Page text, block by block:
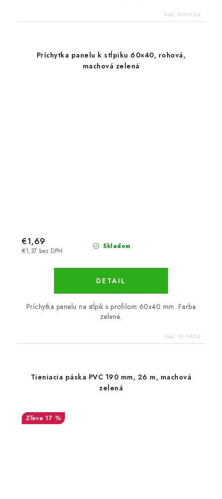
Kód: PU-HK-Z-4
Príchytka panelu k stĺpiku 60×40, rohová,
machová zelená
Skladom
€1,37 bez DPH
€1,69
DETAIL
Príchytka panelu na stĺpik s profilom 60x40 mm. Farba
zelená.
Kód: PU-HR-Z-4
Tieniacia páska PVC 190 mm, 26 m, machová
zelená
17 %